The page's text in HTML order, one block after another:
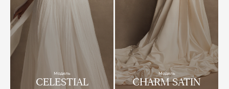
Модель
CELESTIAL
Модель
CHARM SATIN